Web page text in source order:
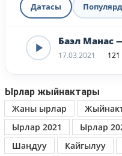
Датасы
Баэл Манас
17.03.2021 121
Ырлар жыйнактары
Жаны ырлар
Ырлар 2021
Ырлар
Шаңдуу
Кайгылуу